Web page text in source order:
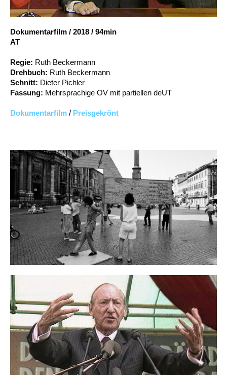
Account
Dokumentarfilm / 2018 / 94min
AT
Regie: Ruth Beckermann
Drehbuch: Ruth Beckermann
Schnitt: Dieter Pichler
Fassung: Mehrsprachige OV mit partiellen deUT
Dokumentarfilm / Preisgekrönt